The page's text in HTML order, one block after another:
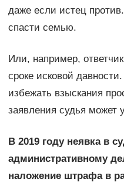
даже если истец
спасти семью.
Или, например,
сроке исковой
избежать взыскания
заявления судья может
В 2019 году неявка в
административному
наложение штрафа в